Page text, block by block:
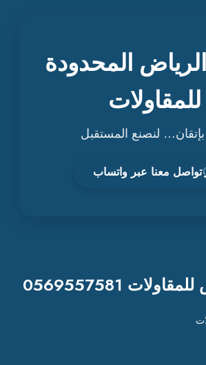
الرياض المحدودة
للمقاولات
بإتقان… لنصنع المستقبل
تواصل معنا عبر واتساب
0569557581